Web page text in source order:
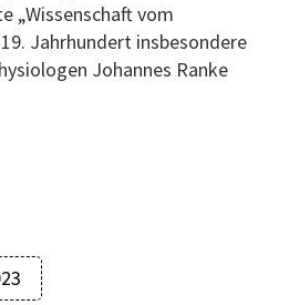
„Wissenschaft vom
Jahrhundert insbesondere
Johannes Ranke